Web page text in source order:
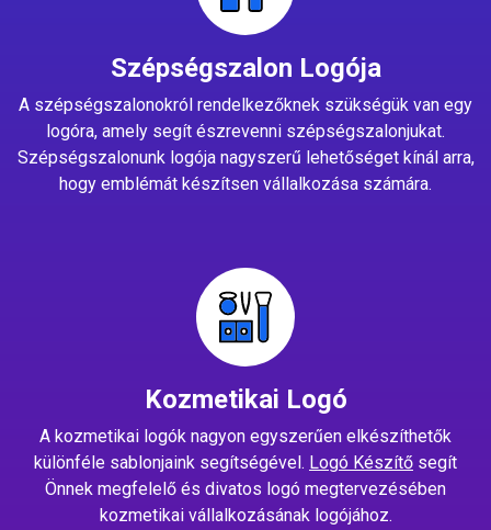
Szépségszalon Logója
A szépségszalonokról rendelkezőknek szükségük van egy
logóra, amely segít észrevenni szépségszalonjukat.
Szépségszalonunk logója nagyszerű lehetőséget kínál arra,
hogy emblémát készítsen vállalkozása számára.
Kozmetikai Logó
A kozmetikai logók nagyon egyszerűen elkészíthetők
különféle sablonjaink segítségével. Logó Készítő segít
Önnek megfelelő és divatos logó megtervezésében
kozmetikai vállalkozásának logójához.